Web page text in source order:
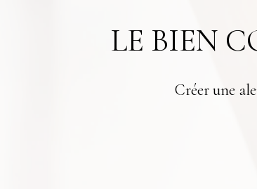
LE BIEN
Créer une